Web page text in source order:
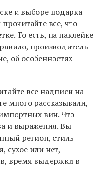
и выборе подарка
все, что
То есть, на наклейке
производитель
об особенностях
все надписи на
много рассказывали,
вин. Что
и выражения. Вы
регион, стиль
сухое или нет,
время выдержки в